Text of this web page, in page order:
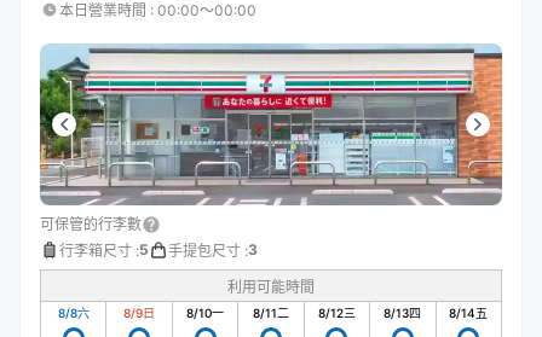
本日營業時間 : 00:00〜00:00
可保管的行李數
行李箱尺寸 :5 手提包尺寸 :3
利用可能時間
8/8六 8/9日 8/10一 8/11二 8/12三 8/13四 8/14五